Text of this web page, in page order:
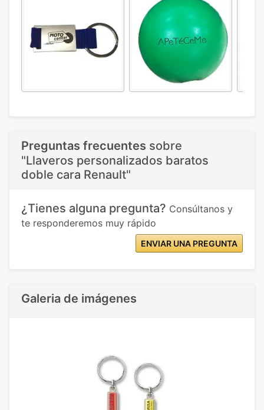
Preguntas frecuentes sobre
"Llaveros personalizados baratos
doble cara Renault"
¿Tienes alguna pregunta? Consúltanos y
te responderemos muy rápido
ENVIAR UNA PREGUNTA
Galeria de imágenes